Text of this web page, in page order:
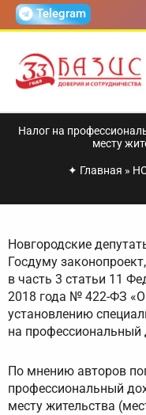
ПерейтиTelegram
Налог на
месту
✦ Главная »
Новгородские
Госдуму
в часть 3 статьи 11
2018 года № 422-ФЗ
установлению
на профессиональный
По мнению авторов
профессиональный
месту жительства